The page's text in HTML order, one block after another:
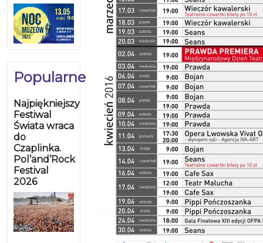
Popularne
Najpiękniejszy
Festiwal
Świata wraca
do
Czaplinka.
Pol’and’Rock
Festival
2026